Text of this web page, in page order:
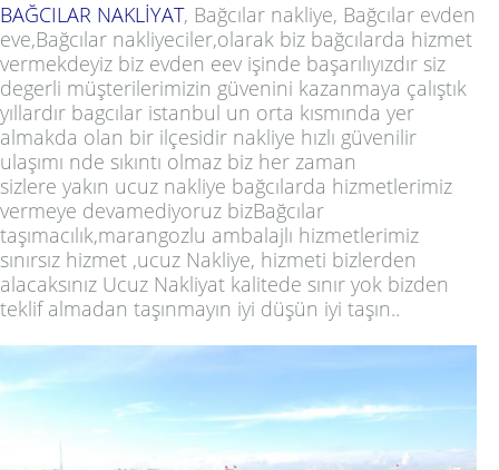
BAĞCILAR NAKLİYAT, Bağcılar nakliye, Bağcılar evden
eve,Bağcılar nakliyeciler,olarak biz bağcılarda hizmet
vermekdeyiz biz evden eev işinde başarılıyızdır siz
degerli müşterilerimizin güvenini kazanmaya çalıştık
yıllardır bagcılar istanbul un orta kısmında yer
almakda olan bir ilçesidir nakliye hızlı güvenilir
ulaşımı nde sıkıntı olmaz biz her zaman
sizlere yakın ucuz nakliye bağcılarda hizmetlerimiz
vermeye devamediyoruz bizBağcılar
taşımacılık,marangozlu ambalajlı hizmetlerimiz
sınırsız hizmet ,ucuz Nakliye, hizmeti bizlerden
alacaksınız Ucuz Nakliyat kalitede sınır yok bizden
teklif almadan taşınmayın iyi düşün iyi taşın..